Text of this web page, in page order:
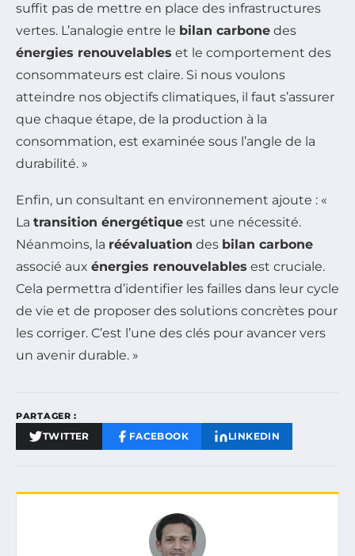
suffit pas de mettre en place des infrastructures
vertes. L’analogie entre le bilan carbone des
énergies renouvelables et le comportement des
consommateurs est claire. Si nous voulons
atteindre nos objectifs climatiques, il faut s’assurer
que chaque étape, de la production à la
consommation, est examinée sous l’angle de la
durabilité. »
Enfin, un consultant en environnement ajoute : «
La transition énergétique est une nécessité.
Néanmoins, la réévaluation des bilan carbone
associé aux énergies renouvelables est cruciale.
Cela permettra d’identifier les failles dans leur cycle
de vie et de proposer des solutions concrètes pour
les corriger. C’est l’une des clés pour avancer vers
un avenir durable. »
PARTAGER :
TWITTER FACEBOOK LINKEDIN